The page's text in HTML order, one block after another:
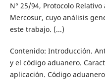
N° 25/94, Protocolo
Mercosur, cuyo análisis
este trabajo. (...)
Contenido: Introducción.
y el código aduanero.
aplicación. Código